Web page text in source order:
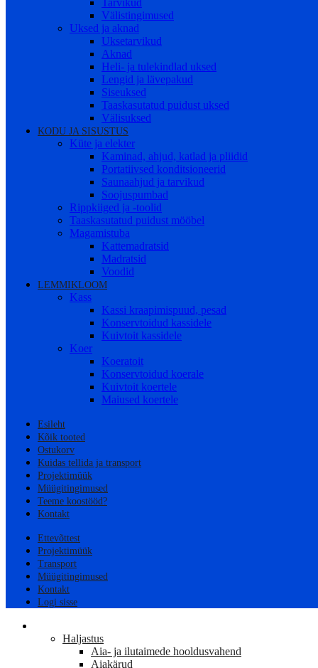
Tarvikud
Välistingimused
Uksed ja aknad
Uksetarvikud
Aknad
Heli- ja tulekindlad uksed
Lengid ja lävepakud
Siseuksed
Taaskasutatud puidust uksed
Välisuksed
KODU JA SISUSTUS
Küte ja elekter
Kaminad, ahjud, katlad ja pliidid
Portatiivsed konditsioneerid
Saunaahjud ja tarvikud
Soojuspumbad
Rippkiiged ja -toolid
Taaskasutatud puidust mööbel
Magamistuba
Kattemadratsid
Madratsid
Voodid
LEMMIKLOOM
Kass
Kassi kraapimispuud, pesad
Konservtoidud kassidele
Kuivtoit kassidele
Koer
Koeratoit
Konservtoidud koerale
Kuivtoit koertele
Maiused koertele
Esileht
Kõik tooted
Ostukorv
Kuidas tellida ja transport
Projektimüük
Müügitingimused
Teeme koostööd?
Kontakt
Ettevõttest
Projektimüük
Transport
Müügitingimused
Kontakt
Logi sisse
Haljastus
Aia- ja ilutaimede hooldusvahend
Aiakärud